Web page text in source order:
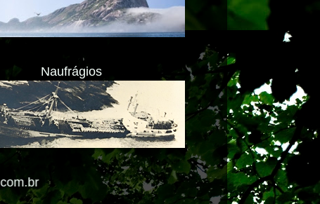
Naufrágios